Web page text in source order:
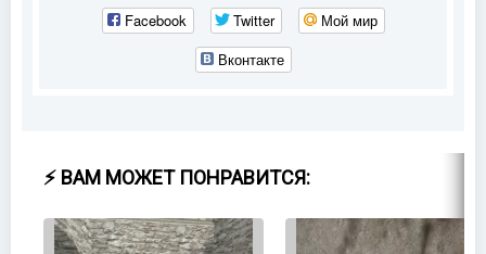
Facebook Twitter
Мой мир
Вконтакте
⚡ ВАМ МОЖЕТ ПОНРАВИТСЯ: